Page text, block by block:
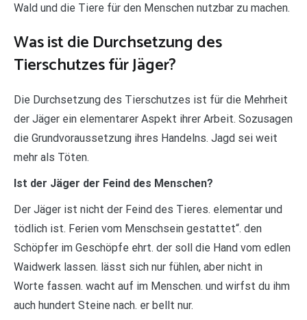
Wald und die Tiere für den Menschen nutzbar zu machen.
Was ist die Durchsetzung des
Tierschutzes für Jäger?
Die Durchsetzung des Tierschutzes ist für die Mehrheit
der Jäger ein elementarer Aspekt ihrer Arbeit. Sozusagen
die Grundvoraussetzung ihres Handelns. Jagd sei weit
mehr als Töten.
Ist der Jäger der Feind des Menschen?
Der Jäger ist nicht der Feind des Tieres. elementar und
tödlich ist. Ferien vom Menschsein gestattet“. den
Schöpfer im Geschöpfe ehrt. der soll die Hand vom edlen
Waidwerk lassen. lässt sich nur fühlen, aber nicht in
Worte fassen. wacht auf im Menschen. und wirfst du ihm
auch hundert Steine nach. er bellt nur.